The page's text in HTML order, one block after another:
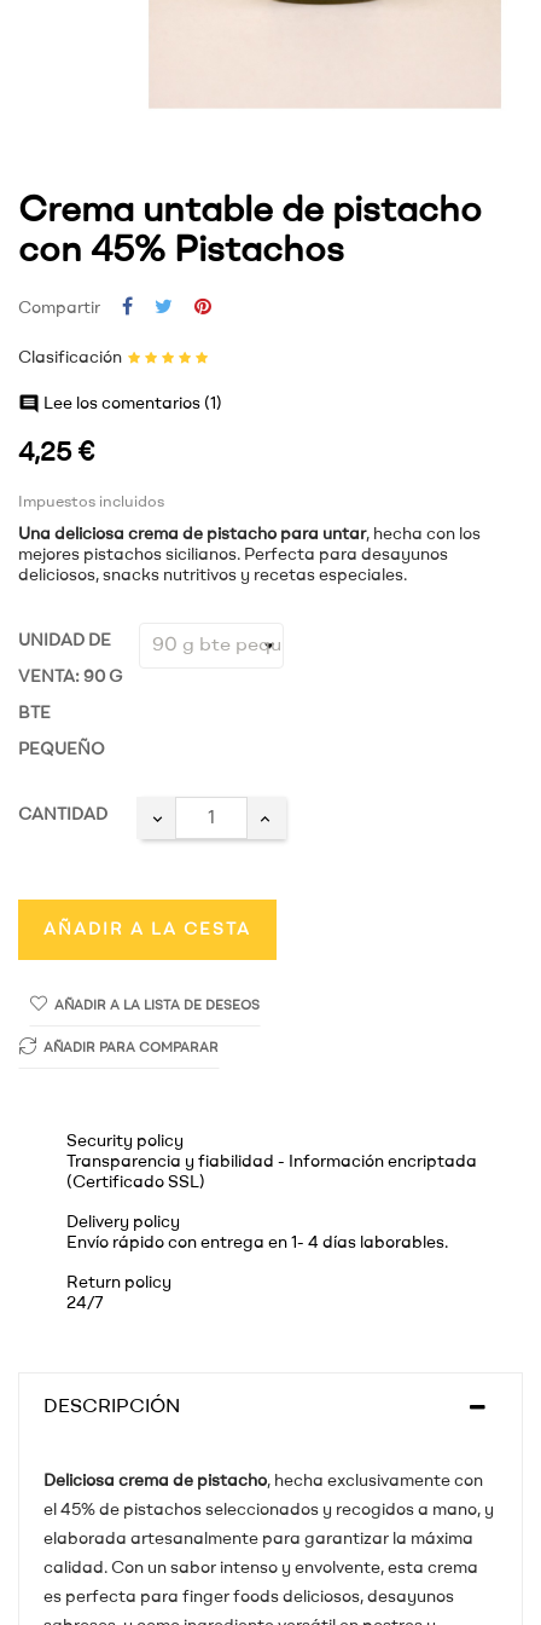
Crema untable de pistacho
con 45% Pistachos
Compartir
Clasificación
 Lee los comentarios (1 )
4,25 €
Impuestos incluidos
Una deliciosa crema de pistacho para untar, hecha con los
mejores pistachos sicilianos. Perfecta para desayunos
deliciosos, snacks nutritivos y recetas especiales.
UNIDAD DE
VENTA: 90 G
BTE
PEQUEÑO
CANTIDAD
AÑADIR A LA CESTA
AÑADIR A LA LISTA DE DESEOS
AÑADIR PARA COMPARAR
Security policy
Transparencia y fiabilidad - Información encriptada
(Certificado SSL)
Delivery policy
Envío rápido con entrega en 1- 4 días laborables.
Return policy
24/7
DESCRIPCIÓN
Deliciosa crema de pistacho, hecha exclusivamente con
el 45% de pistachos seleccionados y recogidos a mano, y
elaborada artesanalmente para garantizar la máxima
calidad. Con un sabor intenso y envolvente, esta crema
es perfecta para finger foods deliciosos, desayunos